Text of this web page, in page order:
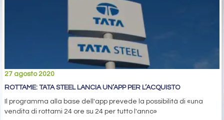
27 agosto 2020
ROTTAME: TATA STEEL LANCIA UN’APP PER L’ACQUISTO
Il programma alla base dell'app prevede la possibilità di «una
vendita di rottami 24 ore su 24 per tutto l'anno»